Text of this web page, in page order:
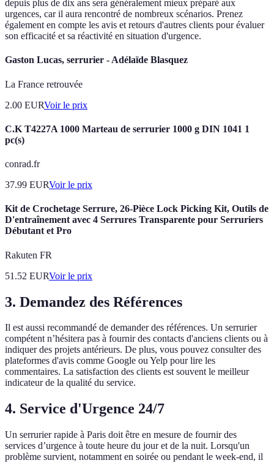
depuis plus de dix ans sera généralement mieux préparé aux
urgences, car il aura rencontré de nombreux scénarios. Prenez
également en compte les avis et retours d'autres clients pour évaluer
son efficacité et sa réactivité en situation d'urgence.
Gaston Lucas, serrurier - Adélaïde Blasquez
La France retrouvée
2.00 EURVoir le prix
C.K T4227A 1000 Marteau de serrurier 1000 g DIN 1041 1
pc(s)
conrad.fr
37.99 EURVoir le prix
Kit de Crochetage Serrure, 26-Pièce Lock Picking Kit, Outils de
D'entraînement avec 4 Serrures Transparente pour Serruriers
Débutant et Pro
Rakuten FR
51.52 EURVoir le prix
3. Demandez des Références
Il est aussi recommandé de demander des références. Un serrurier
compétent n’hésitera pas à fournir des contacts d'anciens clients ou à
indiquer des projets antérieurs. De plus, vous pouvez consulter des
plateformes d'avis comme Google ou Yelp pour lire les
commentaires. La satisfaction des clients est souvent le meilleur
indicateur de la qualité du service.
4. Service d'Urgence 24/7
Un serrurier rapide à Paris doit être en mesure de fournir des
services d’urgence à toute heure du jour et de la nuit. Lorsqu'un
problème survient, notamment en soirée ou pendant le week-end, il